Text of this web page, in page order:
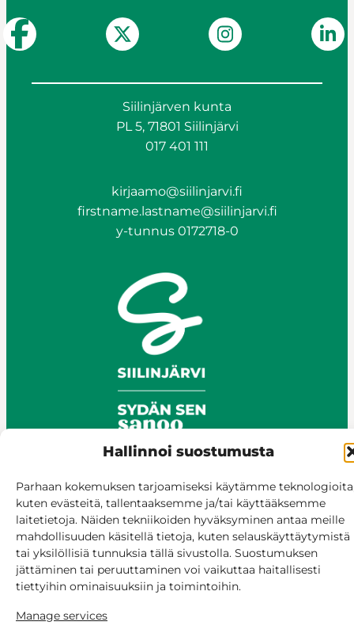
Hallinnoi suostumusta
Parhaan kokemuksen tarjoamiseksi käytämme
kuten evästeitä, tallentaaksemme ja/tai käyttääksemme
laitetietoja. Näiden tekniikoiden hyväksyminen antaa meille
mahdollisuuden käsitellä tietoja, kuten selauskäyttäytymistä
tai yksilöllisiä tunnuksia tällä sivustolla. Suostumuksen
jättäminen tai peruuttaminen voi vaikuttaa haitallisesti
tiettyihin ominaisuuksiin ja toimintoihin.
Manage services
Siilinjärven kunta
PL 5, 71801 Siilinjärvi
017 401 111
kirjaamo@siilinjarvi.fi
firstname.lastname@siilinjarvi.fi
y-tunnus 0172718-0
© Siilinjärvi 2025
Give feedback
Online services
Billing and invoicing
Accessibility